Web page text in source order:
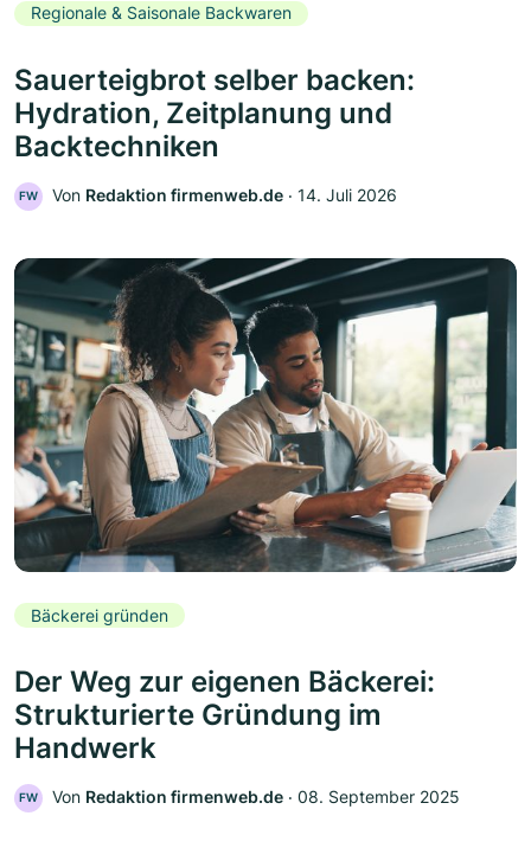
Regionale & Saisonale Backwaren
Sauerteigbrot selber backen:
Hydration, Zeitplanung und
Backtechniken
FW Von Redaktion firmenweb.de ‧ 14. Juli 2026
Bäckerei gründen
Der Weg zur eigenen Bäckerei:
Strukturierte Gründung im
Handwerk
FW Von Redaktion firmenweb.de ‧ 08. September 2025